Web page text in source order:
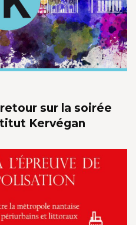
sur la soirée
Kervégan